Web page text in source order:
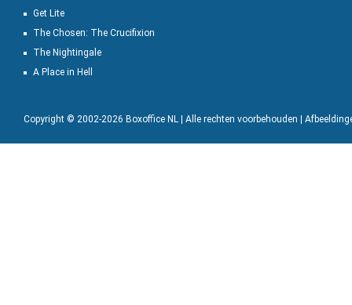
Get Lite
The Chosen: The Crucifixion
The Nightingale
A Place in Hell
Copyright © 2002-2026 Boxoffice NL | Alle rechten voorbehouden |